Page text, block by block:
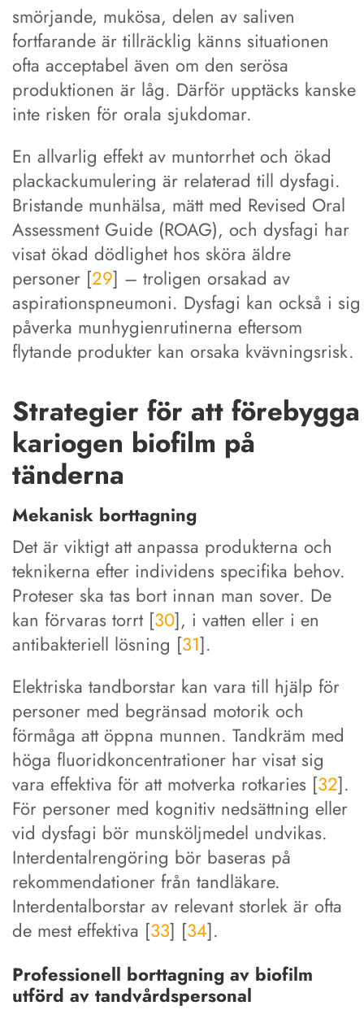
smörjande, mukösa, delen av saliven
fortfarande är tillräcklig känns situationen
ofta acceptabel även om den serösa
produktionen är låg. Därför upptäcks kanske
inte risken för orala sjukdomar.
En allvarlig effekt av muntorrhet och ökad
plackackumulering är relaterad till dysfagi.
Bristande munhälsa, mätt med Revised Oral
Assessment Guide (ROAG), och dysfagi har
visat ökad dödlighet hos sköra äldre
personer [29] – troligen orsakad av
aspirationspneumoni. Dysfagi kan också i sig
påverka munhygienrutinerna eftersom
flytande produkter kan orsaka kvävningsrisk.
Strategier för att förebygga
kariogen biofilm på
tänderna
Mekanisk borttagning
Det är viktigt att anpassa produkterna och
teknikerna efter individens specifika behov.
Proteser ska tas bort innan man sover. De
kan förvaras torrt [30], i vatten eller i en
antibakteriell lösning [31].
Elektriska tandborstar kan vara till hjälp för
personer med begränsad motorik och
förmåga att öppna munnen. Tandkräm med
höga fluoridkoncentrationer har visat sig
vara effektiva för att motverka rotkaries [32].
För personer med kognitiv nedsättning eller
vid dysfagi bör munsköljmedel undvikas.
Interdentalrengöring bör baseras på
rekommendationer från tandläkare.
Interdentalborstar av relevant storlek är ofta
de mest effektiva [33] [34].
Professionell borttagning av biofilm
utförd av tandvårdspersonal